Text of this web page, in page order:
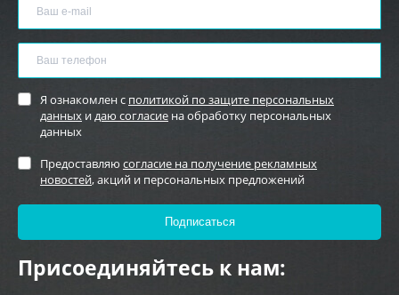
Я ознакомлен с политикой по защите персональных
данных идаю согласие на обработку персональных
данных
Предоставляю согласие на получение рекламных
новостей, акций и персональных предложений
Присоединяйтесь к нам: